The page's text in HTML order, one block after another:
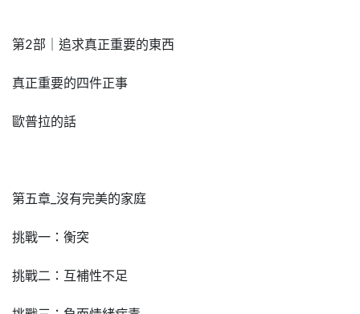
第2部｜追求真正重要的東西
真正重要的四件正事
歐普拉的話
第五章_沒有完美的家庭
挑戰一：衡突
挑戰二：互補性不足